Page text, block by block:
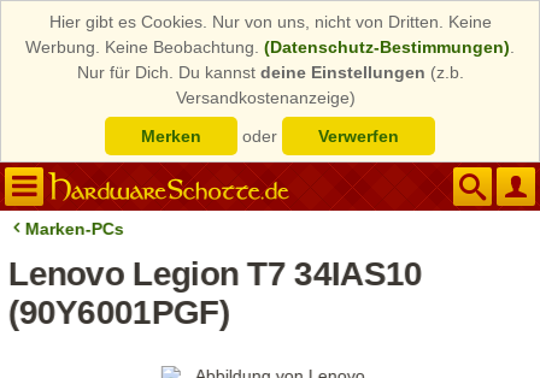
Hier gibt es Cookies. Nur von uns, nicht von Dritten. Keine
Werbung. Keine Beobachtung. (Datenschutz-Bestimmungen)
Nur für Dich. Du kannst deine Einstellungen (z.b.
Versandkostenanzeige)
Merken
oder Verwerfen
Marken-PCs
Lenovo Legion T7 34IAS10
(90Y6001PGF)